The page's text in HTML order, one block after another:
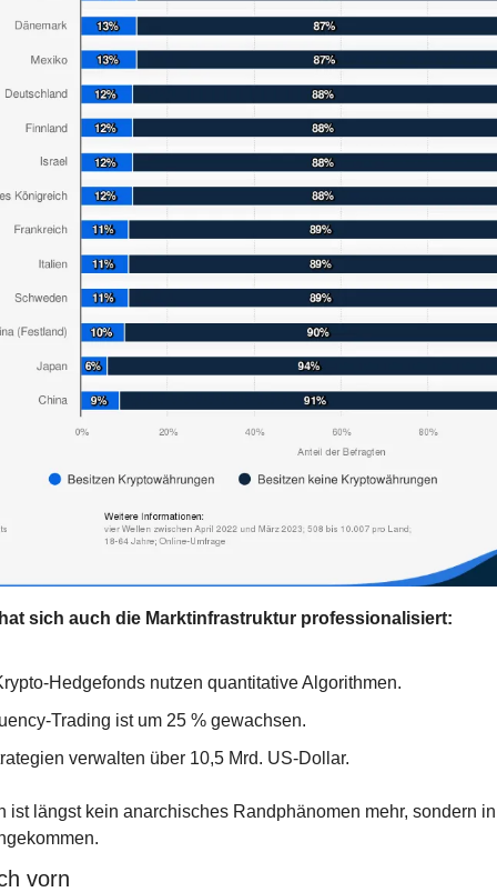
sich auch die Marktinfrastruktur professionalisiert:
Hedgefonds nutzen quantitative Algorithmen.
Trading ist um 25 % gewachsen.
verwalten über 10,5 Mrd. US-Dollar.
ist längst kein anarchisches Randphänomen mehr, sondern
vorn